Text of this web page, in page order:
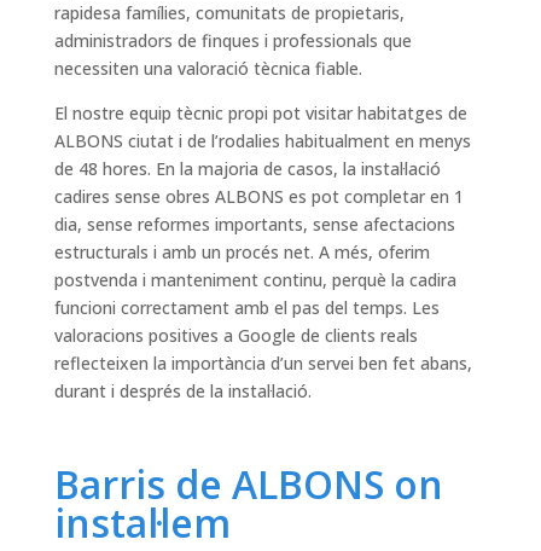
rapidesa famílies, comunitats de propietaris,
administradors de finques i professionals que
necessiten una valoració tècnica fiable.
El nostre equip tècnic propi pot visitar habitatges de
ALBONS ciutat i de l’rodalies habitualment en menys
de 48 hores. En la majoria de casos, la instal·lació
cadires sense obres ALBONS es pot completar en 1
dia, sense reformes importants, sense afectacions
estructurals i amb un procés net. A més, oferim
postvenda i manteniment continu, perquè la cadira
funcioni correctament amb el pas del temps. Les
valoracions positives a Google de clients reals
reflecteixen la importància d’un servei ben fet abans,
durant i després de la instal·lació.
Barris de ALBONS on
instal·lem